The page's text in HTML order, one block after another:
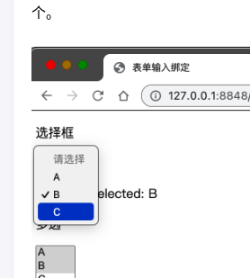
个。